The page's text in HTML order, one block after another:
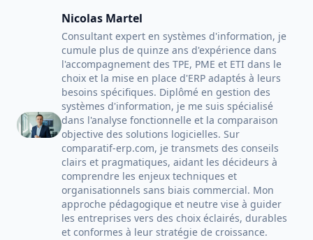
Nicolas Martel
Consultant expert en systèmes d'information, je
cumule plus de quinze ans d'expérience dans
l'accompagnement des TPE, PME et ETI dans le
choix et la mise en place d'ERP adaptés à leurs
besoins spécifiques. Diplômé en gestion des
systèmes d'information, je me suis spécialisé
dans l'analyse fonctionnelle et la comparaison
objective des solutions logicielles. Sur
comparatif-erp.com, je transmets des conseils
clairs et pragmatiques, aidant les décideurs à
comprendre les enjeux techniques et
organisationnels sans biais commercial. Mon
approche pédagogique et neutre vise à guider
les entreprises vers des choix éclairés, durables
et conformes à leur stratégie de croissance.